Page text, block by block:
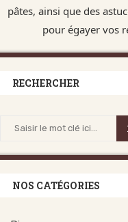
pâtes, ainsi que des
pour égayer vos
RECHERCHER
NOS CATÉGORIES